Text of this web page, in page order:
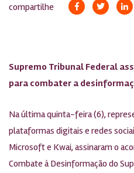
compartilhe
Supremo Tribunal Federal
para combater a
Na última quinta-feira (6),
plataformas digitais e redes
Microsoft e Kwai, assinaram o
Combate à Desinformação do